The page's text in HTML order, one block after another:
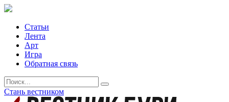
Статьи
Лента
Арт
Игра
Обратная связь
Стань вестником